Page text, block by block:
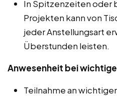
In Spitzenzeiten oder
Projekten kann von
jeder Anstellungsart
Überstunden leisten.
Anwesenheit bei
Teilnahme an